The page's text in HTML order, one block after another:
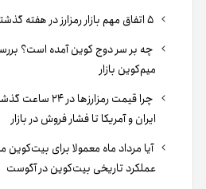
چه بر سر دوج کوین آمده است؟
میم‌کوین بازار
چرا قیمت
ایران و آمریکا تا فشار فروش در بازار
آیا مرداد ماه معمولا برای
عملکرد تاریخی بیت‌کوین در آگوست